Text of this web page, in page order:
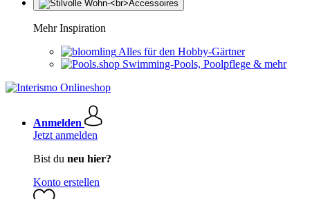
Mehr Inspiration
Alles für den Hobby-Gärtner
Swimming-Pools, Poolpflege & mehr
Anmelden
Jetzt anmelden
Bist du neu hier?
Konto erstellen